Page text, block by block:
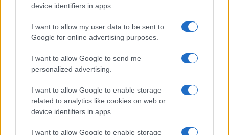
device identifiers in apps.
I want to allow my user data to be sent to
Google for online advertising purposes.
I want to allow Google to send me
personalized advertising.
I want to allow Google to enable storage
related to analytics like cookies on web or
device identifiers in apps.
I want to allow Google to enable storage
pontosan hogyan és mikor kerültek az iratok a Vatikánba,
tette hozzá Blech.
Az iratok kölcsönadásában hatalmas szerepe volt a Long
Island-i Gary Kruppnak, akit a pápa egy olaszországi
emelt. Krupp egyaránt támogat zsidó és keresztény
jótékonysági intézményeket.